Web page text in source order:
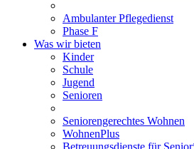
Ambulanter Pflegedienst
Phase F
Was wir bieten
Kinder
Schule
Jugend
Senioren
Seniorengerechtes Wohnen
WohnenPlus